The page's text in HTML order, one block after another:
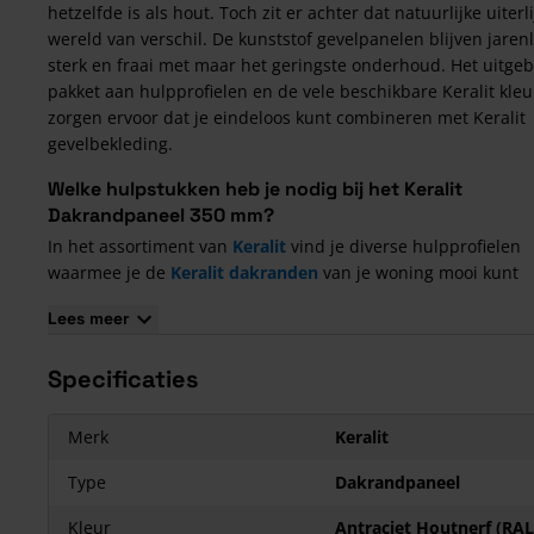
hetzelfde is als hout. Toch zit er achter dat natuurlijke
wereld van verschil. De kunststof gevelpanelen blijven
sterk en fraai met maar het geringste onderhoud. Het
pakket aan hulpprofielen en de vele beschikbare Keralit
zorgen ervoor dat je eindeloos kunt combineren met Keralit
gevelbekleding.
Welke hulpstukken heb je nodig bij het Keralit
Dakrandpaneel 350 mm?
In het assortiment van Keralit vind je diverse hulpprofielen
waarmee je de Keralit dakranden van je woning mooi kunt
dat ook gebruikt wordt bij de montage van Keralit
geschikt zijn voor het bevestigen van de dakrandpanelen.
Keralit montageprofiel 17 mm (bestelnr. 2877)
Naast montageprofielen zijn er ook andere profielen
Zo is een
Keralit uitwendig hoekstuk (bestelnr. 2847)
Lees meer
Specificaties
Merk
Keralit
Type
Dakrandpaneel
Kleur
Antraciet Houtnerf (RAL